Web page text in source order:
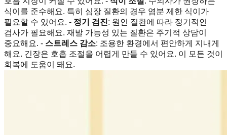
식이를 준수해요. 특히 심장 질환의 경우 염분 제한 식이가
필요할 수 있어요. - 정기 검진: 원인 질환에 따라 정기적인
검사가 필요해요. 재발 가능성 있는 질환은 주기적 상담이
중요해요. - 스트레스 감소: 조용한 환경에서 편안하게 지내게
해요. 긴장은 호흡 조절을 어렵게 만들 수 있어요. 이 모든 것이
회복에 도움이 돼요.